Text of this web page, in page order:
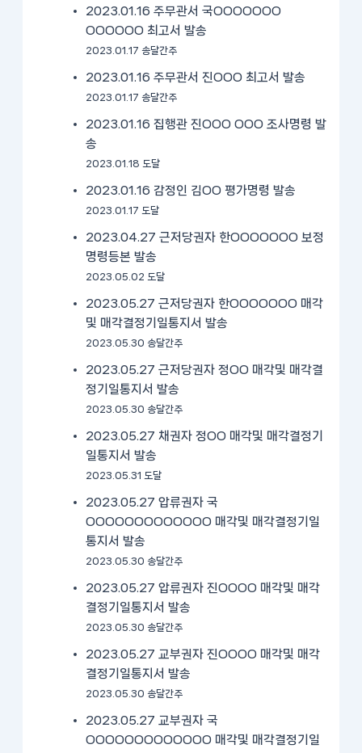
2023.01.16 주무관서 국OOOOOOO
OOOOOO 최고서 발송
2023.01.17 송달간주
2023.01.16 주무관서 진OOO 최고서 발송
2023.01.17 송달간주
2023.01.16 집행관 진OOO OOO 조사명령 발
송
2023.01.18 도달
2023.01.16 감정인 김OO 평가명령 발송
2023.01.17 도달
2023.04.27 근저당권자 한OOOOOOO 보정
명령등본 발송
2023.05.02 도달
2023.05.27 근저당권자 한OOOOOOO 매각
및 매각결정기일통지서 발송
2023.05.30 송달간주
2023.05.27 근저당권자 정OO 매각및 매각결
정기일통지서 발송
2023.05.30 송달간주
2023.05.27 채권자 정OO 매각및 매각결정기
일통지서 발송
2023.05.31 도달
2023.05.27 압류권자 국
OOOOOOOOOOOOO 매각및 매각결정기일
통지서 발송
2023.05.30 송달간주
2023.05.27 압류권자 진OOOO 매각및 매각
결정기일통지서 발송
2023.05.30 송달간주
2023.05.27 교부권자 진OOOO 매각및 매각
결정기일통지서 발송
2023.05.30 송달간주
2023.05.27 교부권자 국
OOOOOOOOOOOOO 매각및 매각결정기일